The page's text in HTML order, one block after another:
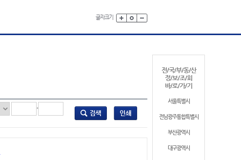
글자크기
전/국/부/동/산
정/보/조/회
바/로/가/기
서울특별시
전남광주통합특별시
부산광역시
대구광역시
-